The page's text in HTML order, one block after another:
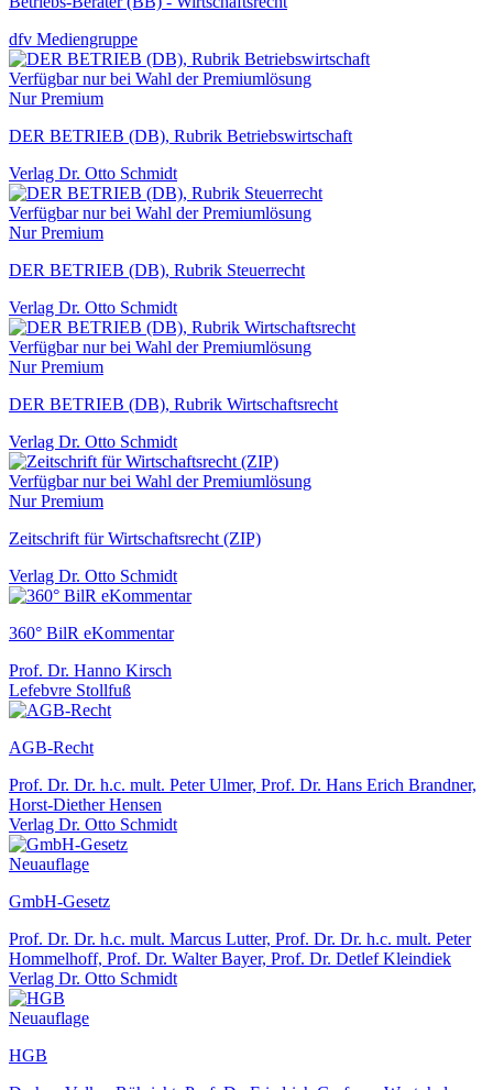
dfv Mediengruppe
Verfügbar nur bei Wahl der Premiumlösung
Nur Premium
DER BETRIEB (DB), Rubrik Betriebswirtschaft
Verlag Dr. Otto Schmidt
Verfügbar nur bei Wahl der Premiumlösung
Nur Premium
DER BETRIEB (DB), Rubrik Steuerrecht
Verlag Dr. Otto Schmidt
Verfügbar nur bei Wahl der Premiumlösung
Nur Premium
DER BETRIEB (DB), Rubrik Wirtschaftsrecht
Verlag Dr. Otto Schmidt
Verfügbar nur bei Wahl der Premiumlösung
Nur Premium
Zeitschrift für Wirtschaftsrecht (ZIP)
Verlag Dr. Otto Schmidt
360° BilR eKommentar
Prof. Dr. Hanno Kirsch
Lefebvre Stollfuß
AGB-Recht
Prof. Dr. Dr. h.c. mult. Peter Ulmer, Prof. Dr. Hans Erich Brandner,
Horst-Diether Hensen
Verlag Dr. Otto Schmidt
Neuauflage
GmbH-Gesetz
Prof. Dr. Dr. h.c. mult. Marcus Lutter, Prof. Dr. Dr. h.c. mult. Peter
Hommelhoff, Prof. Dr. Walter Bayer, Prof. Dr. Detlef Kleindiek
Verlag Dr. Otto Schmidt
Neuauflage
HGB